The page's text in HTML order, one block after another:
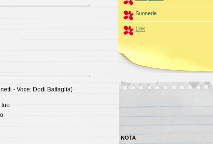
- Voce: Dodi Battaglia)
tuo
Suonerie
Link
NOTA